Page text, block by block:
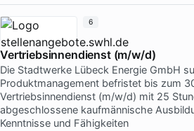
Vertriebsinnendienst (m/w/d)
Die Stadtwerke Lübeck Energie GmbH
Produktmanagement befristet bis zum
Vertriebsinnendienst (m/w/d) mit 25
abgeschlossene kaufmännische
Kenntnisse und Fähigkeiten
6